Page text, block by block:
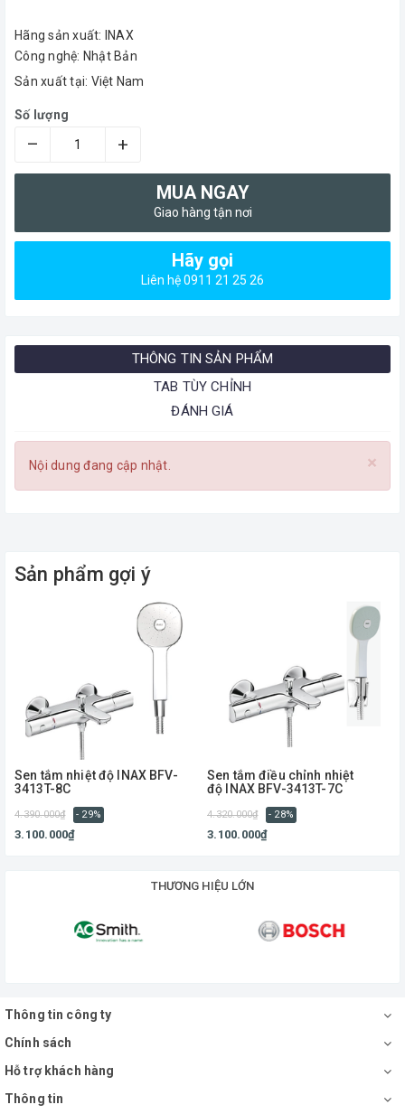
Hãng sản xuất: INAX
Công nghệ: Nhật Bản
Sản xuất tại: Việt Nam
Số lượng
– +
MUA NGAY
Giao hàng tận nơi
Hãy gọi
Liên hệ 0911 21 25 26
THÔNG TIN SẢN PHẨM
TAB TÙY CHỈNH
ĐÁNH GIÁ
×
Nội dung đang cập nhật.
Sản phẩm gợi ý
Sen tắm nhiệt độ INAX BFV-
3413T-8C
4.390.000₫ - 29%
3.100.000₫
Sen tắm điều chỉnh nhiệt
độ INAX BFV-3413T-7C
4.320.000₫ - 28%
3.100.000₫
THƯƠNG HIỆU LỚN
Thông tin công ty
Chính sách
Hỗ trợ khách hàng
Thông tin